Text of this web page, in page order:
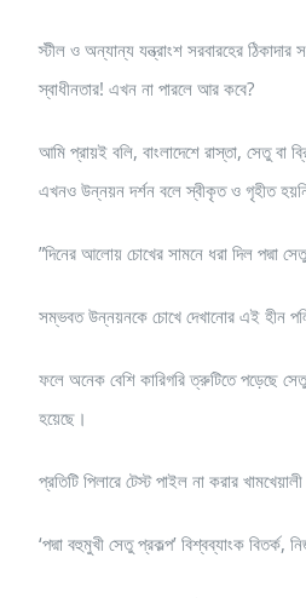
স্টীল ও অন্যান্য যন্ত্রাংশ সরবারহের
স্বাধীনতার! এখন না পারলে আর কবে?
আমি প্রায়ই বলি, বাংলাদেশে রাস্তা, সেতু বা
এখনও উন্নয়ন দর্শন বলে স্বীকৃত ও গৃহীত
”দিনের আলোয় চোখের সামনে ধরা দিল পদ্মা
সম্ভবত উন্নয়নকে চোখে দেখানোর এই হীন
ফলে অনেক বেশি কারিগরি ত্রুটিতে পড়েছে
হয়েছে।
প্রতিটি পিলারে টেস্ট পাইল না করার
‘পদ্মা বহুমুখী সেতু প্রকল্প’ বিশ্বব্যাংক